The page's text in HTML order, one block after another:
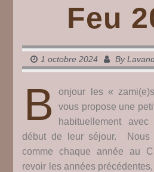
Feu
1 octobre 2024 By
B
onjour les «
vous propose une
habituellement
début de leur séjour. Nous
comme chaque année au
revoir les années